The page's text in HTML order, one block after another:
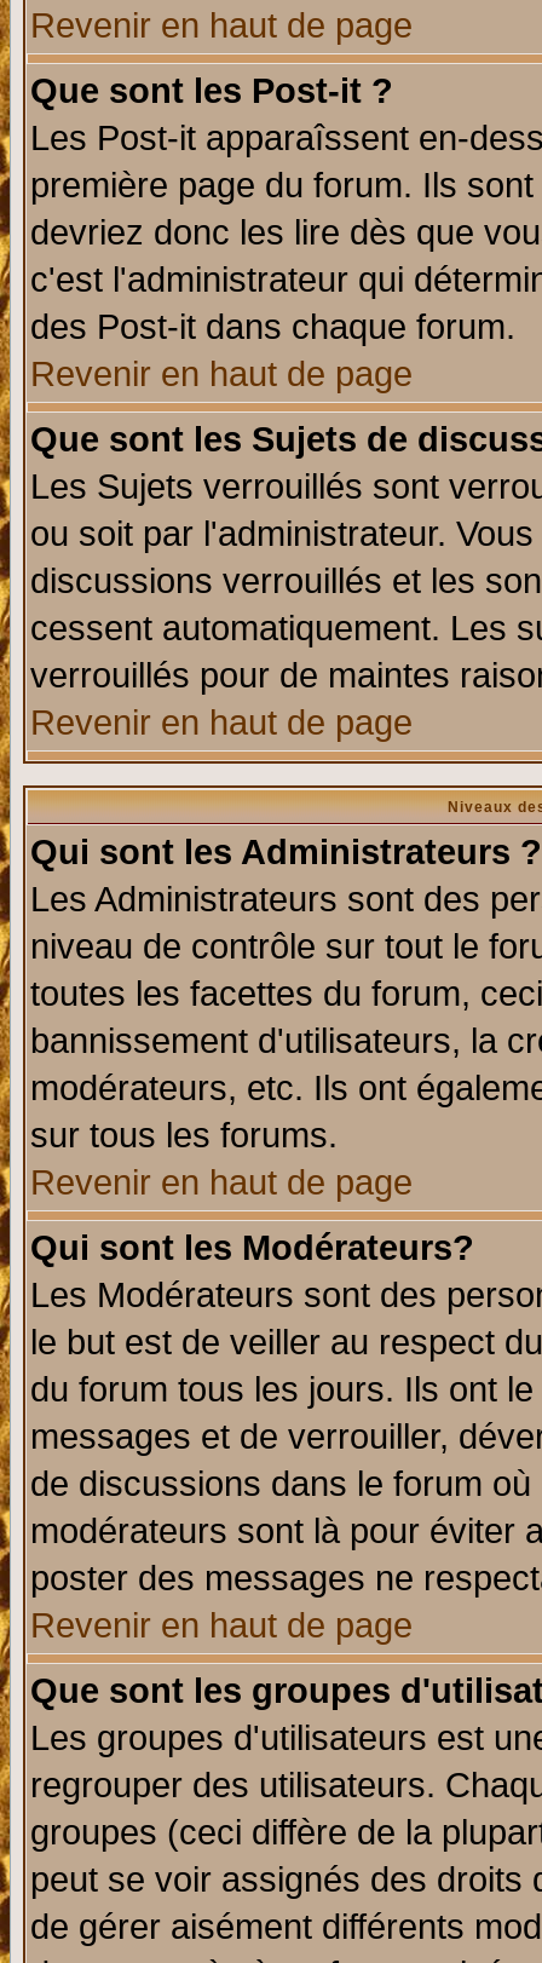
Revenir en haut de page
Que sont les Post-it ?
Les Post-it apparaîssent en-
première page du forum. Ils
devriez donc les lire dès que
c'est l'administrateur qui
des Post-it dans chaque forum.
Revenir en haut de page
Que sont les Sujets de
Les Sujets verrouillés sont
ou soit par l'administrateur.
discussions verrouillés et les
cessent automatiquement. Les
verrouillés pour de maintes
Revenir en haut de page
Niveaux
Qui sont les Administrateurs ?
Les Administrateurs sont des
niveau de contrôle sur tout le
toutes les facettes du forum,
bannissement d'utilisateurs, la
modérateurs, etc. Ils ont
sur tous les forums.
Revenir en haut de page
Qui sont les Modérateurs?
Les Modérateurs sont des
le but est de veiller au respect
du forum tous les jours. Ils ont
messages et de verrouiller,
de discussions dans le forum
modérateurs sont là pour éviter
poster des messages ne
Revenir en haut de page
Que sont les groupes
Les groupes d'utilisateurs est
regrouper des utilisateurs.
groupes (ceci diffère de la
peut se voir assignés des
de gérer aisément différents